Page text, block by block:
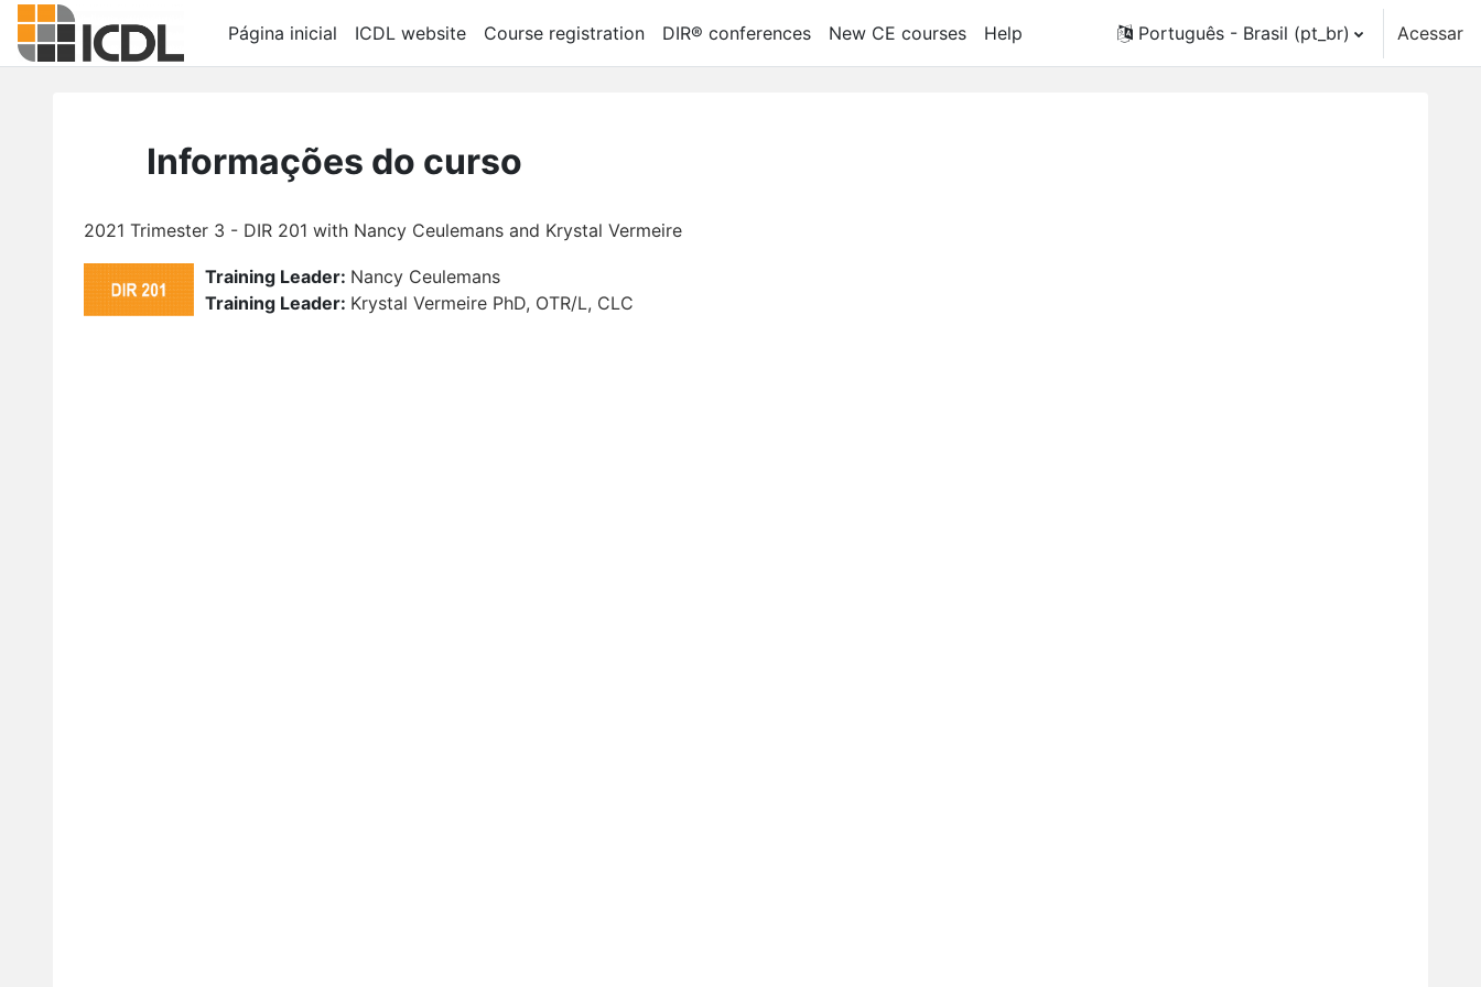
Ir para o conteúdo principal
Página inicial
ICDL website Course registration DIR® conferences New CE courses Help Português - Brasil ‎(pt_br)‎ Acessar
Informações do curso
2021 Trimester 3 - DIR 201 with Nancy Ceulemans and Krystal Vermeire
Training Leader: Nancy Ceulemans
Training Leader: Krystal Vermeire PhD, OTR/L, CLC